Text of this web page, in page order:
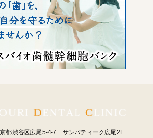
都渋谷区広尾5-4-7 サンパティーク広尾2F